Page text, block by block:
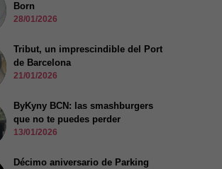
Born
28/01/2026
Tribut, un imprescindible del Port
de Barcelona
21/01/2026
ByKyny BCN: las smashburgers
que no te puedes perder
13/01/2026
Décimo aniversario de Parking